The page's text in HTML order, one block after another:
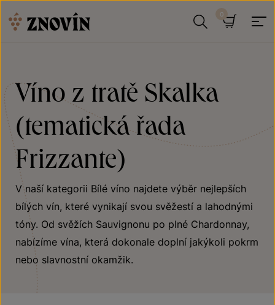
Víno z tratě Skalka
(tematická řada
Frizzante)
V naší kategorii Bílé víno najdete výběr nejlepších
bílých vín, které vynikají svou svěžestí a lahodnými
tóny. Od svěžích Sauvignonu po plné Chardonnay,
nabízíme vína, která dokonale doplní jakýkoli pokrm
nebo slavnostní okamžik.